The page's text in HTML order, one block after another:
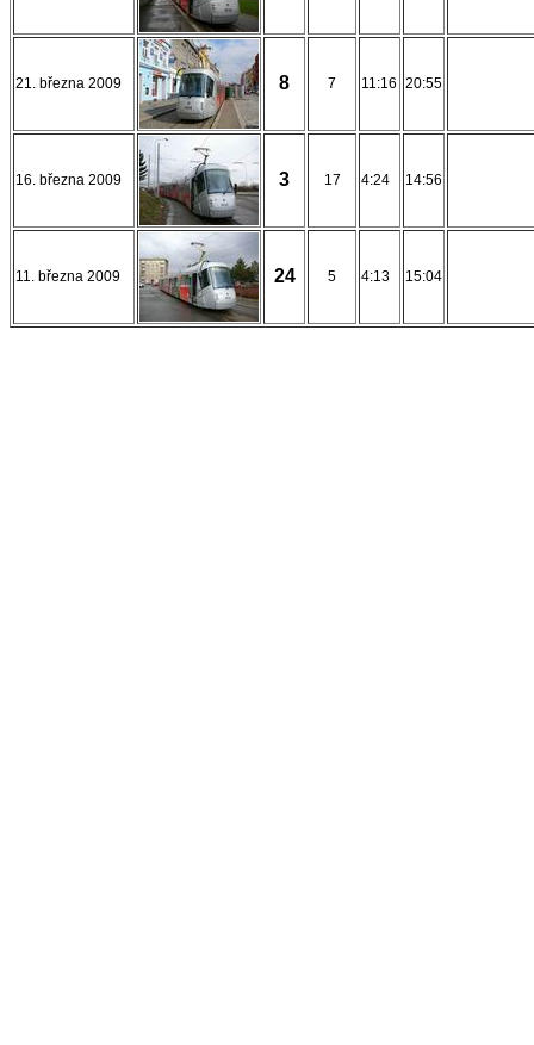
21. března 2009 8 7 11:16 20:55
16. března 2009 3 17 4:24 14:56
11. března 2009 24 5 4:13 15:04